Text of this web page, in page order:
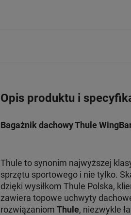
Opis produktu i
Bagażnik dachowy Thule
Thule to synonim najwyższej
sprzętu sportowego i nie tylko.
dzięki wysiłkom Thule Polska,
zawiera topowe uchwyty
rozwiązaniom Thule, niezwykle